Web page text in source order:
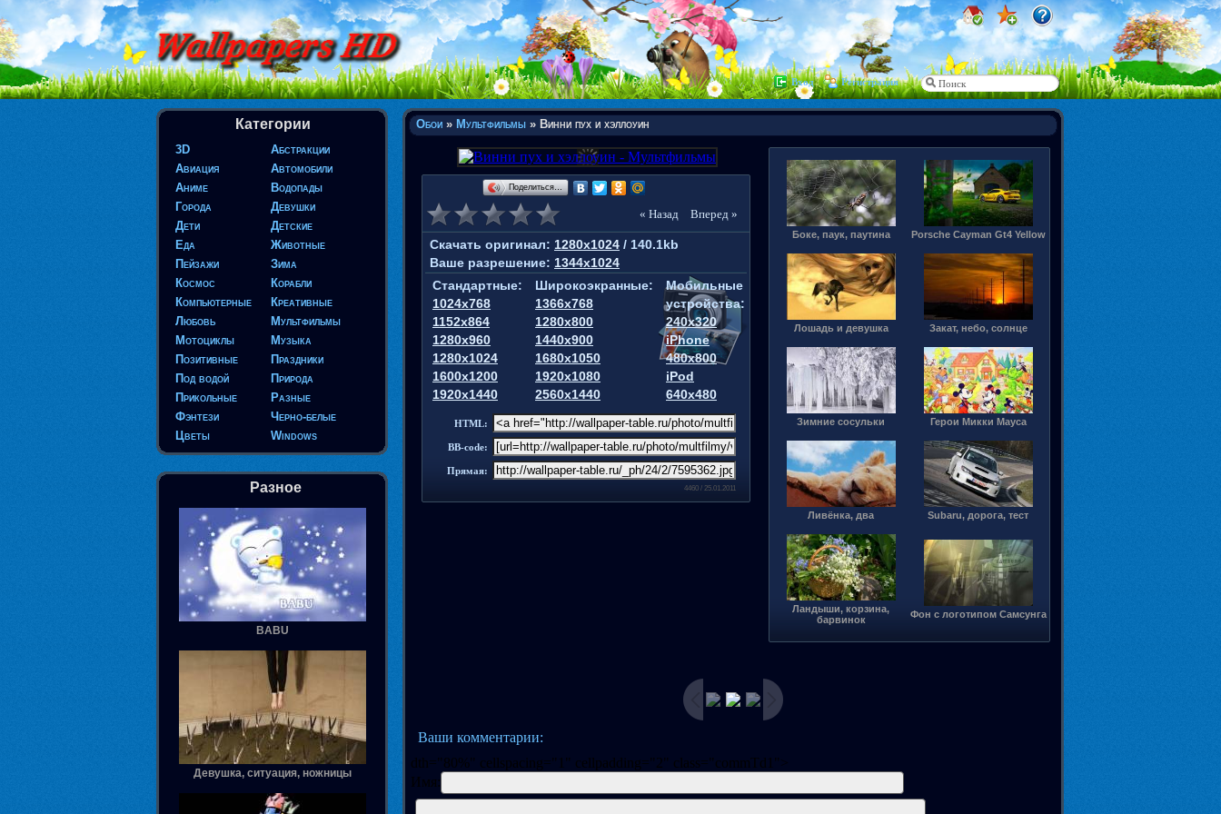
Вход Регистрация
Категории
3D
Абстракции
Авиация
Автомобили
Аниме
Водопады
Города
Девушки
Дети
Детские
Еда
Животные
Пейзажи
Зима
Космос
Корабли
Компьютерные
Креативные
Любовь
Мультфильмы
Мотоциклы
Музыка
Позитивные
Праздники
Под водой
Природа
Прикольные
Разные
Фэнтези
Черно-белые
Цветы
Windows
Разное
BABU
Девушка, ситуация, ножницы
Обои » Мультфильмы » Винни пух и хэллоуин
Поделиться…
« Назад Вперед »
Скачать оригинал: 1280x1024 / 140.1kb
Ваше разрешение: 1344x1024
Стандартные:
1024x768
1152x864
1280x960
1280x1024
1600x1200
1920x1440
Широкоэкранные:
1366x768
1280x800
1440x900
1680x1050
1920x1080
2560x1440
Мобильные
устройства:
240x320
iPhone
480x800
iPod
640x480
HTML:
BB-code:
Прямая:
4460 / 25.01.2011
Боке, паук, паутина Porsche Cayman Gt4 Yellow
Лошадь и девушка Закат, небо, солнце
Зимние сосульки Герои Микки Мауса
Ливёнка, два Subaru, дорога, тест
Ландыши, корзина,
барвинок
Фон с логотипом Самсунга
Ваши комментарии:
dth="80%" cellspacing="1" cellpadding="2" class="commTd1">
Имя: